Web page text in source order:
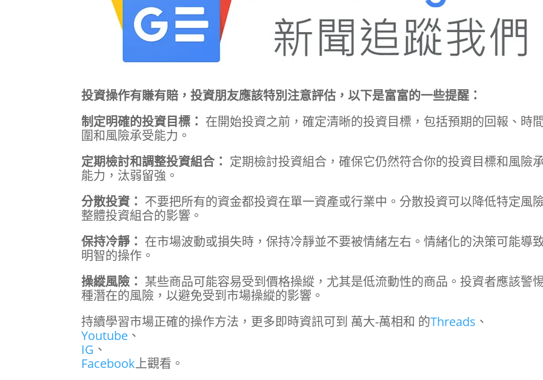
投資操作有賺有賠，投資朋友應該特別注意評估，以下是富富的一些提醒：
制定明確的投資目標： 在開始投資之前，確定清晰的投資目標，包括預期的回報、時
圍和風險承受能力。
定期檢討和調整投資組合： 定期檢討投資組合，確保它仍然符合你的投資目標和風險
能力，汰弱留強。
分散投資： 不要把所有的資金都投資在單一資產或行業中。分散投資可以降低特定風
整體投資組合的影響。
保持冷靜： 在市場波動或損失時，保持冷靜並不要被情緒左右。情緒化的決策可能導
明智的操作。
操縱風險： 某些商品可能容易受到價格操縱，尤其是低流動性的商品。投資者應該警
種潛在的風險，以避免受到市場操縱的影響。
持續學習市場正確的操作方法，更多即時資訊可到 萬大-萬相和 的Threads 、
Youtube 、
IG 、
Facebook上觀看。